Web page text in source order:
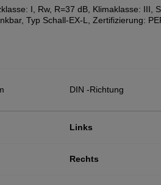
I, Rw, R=37 dB, Klimaklasse: III,
Typ Schall-EX-L, Zertifizierung:
DIN -Richtung
Links
Rechts